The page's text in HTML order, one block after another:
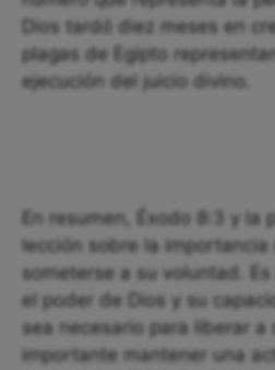
Dios tardó diez meses en
plagas de Egipto
ejecución del juicio divino.
En resumen, Éxodo 8:3 y la
lección sobre la
someterse a su voluntad.
el poder de Dios y su
sea necesario para liberar a
importante mantener una